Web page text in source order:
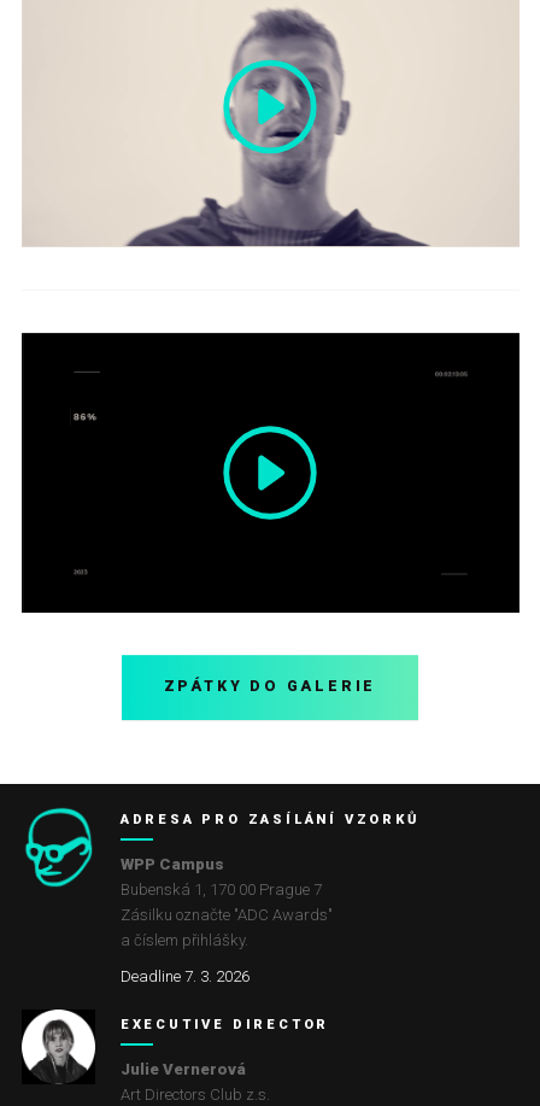
ZPÁTKY DO GALERIE
ADRESA PRO ZASÍLÁNÍ VZORKŮ
WPP Campus
Bubenská 1, 170 00 Prague 7
Zásilku označte "ADC Awards"
a číslem přihlášky.
Deadline 7. 3. 2026
EXECUTIVE DIRECTOR
Julie Vernerová
Art Directors Club z.s.